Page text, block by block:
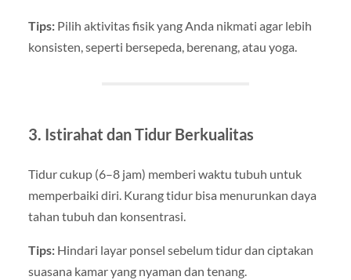
Tips:Pilih aktivitas fisik yang Anda nikmati agar lebih
konsisten, seperti bersepeda, berenang, atau yoga.
3. Istirahat dan Tidur Berkualitas
Tidur cukup (6–8 jam) memberi waktu tubuh untuk
memperbaiki diri. Kurang tidur bisa menurunkan daya
tahan tubuh dan konsentrasi.
Tips:Hindari layar ponsel sebelum tidur dan ciptakan
suasana kamar yang nyaman dan tenang.